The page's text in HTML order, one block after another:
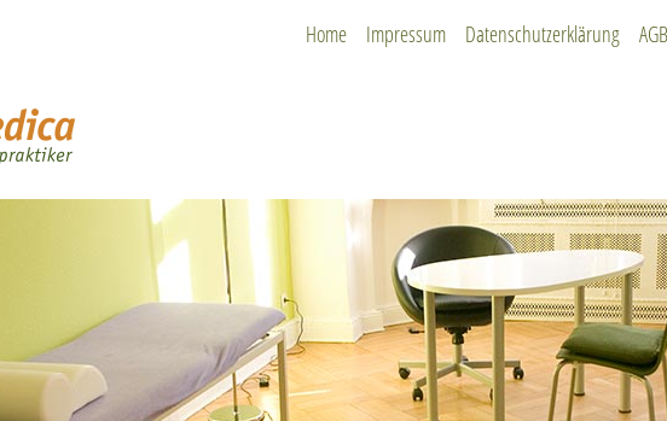
Home Impressum Datenschutzerklärung AGB